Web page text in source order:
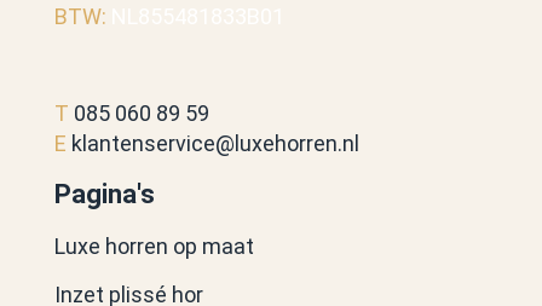
BTW:
T 085 060 89 59
E klantenservice@luxehorren.nl
Pagina's
Luxe horren op maat
Inzet plissé hor